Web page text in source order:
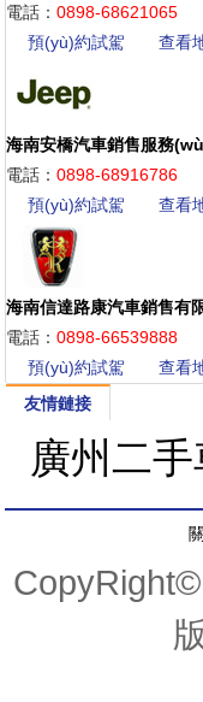
電話： 0898-68621065
預(yù)約試駕
查看
海南安橋汽車銷售服務
電話： 0898-68916786
預(yù)約試駕
查看
海南信達路康汽車銷售有
電話： 0898-66539888
預(yù)約試駕
查看
友情鏈接
廣州二手